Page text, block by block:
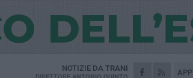
APP
NOTIZIE DA TRANI